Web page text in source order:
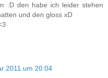
:D den habe ich leider stehen
und den gloss xD
2011 um 20:04